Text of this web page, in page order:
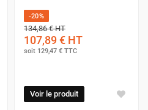
-20%
134,86 €HT
107,89 € HT
soit 129,47 € TTC
Voir le produit